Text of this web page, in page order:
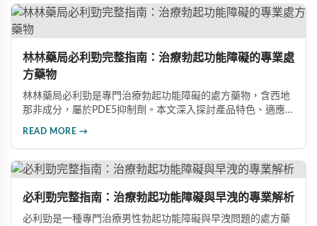
林林藥局必利勁完整指南：治療勃起功能障礙的專業處
方藥物
林林藥局必利勁是專門治療勃起功能障礙的處方藥物，含西地
那非成分，屬於PDE5抑制劑。本文深入探討產品特色、適應
READ MORE →
必利勁完整指南：治療勃起功能障礙與早洩的專業解析
必利勁是一種專門治療男性勃起功能障礙與早洩問題的處方藥